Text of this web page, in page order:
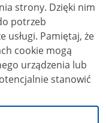
Dzięki nim
potrzeb
że
cookie mogą
urządzenia lub
stanowić